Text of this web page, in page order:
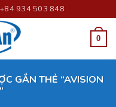
+84 934 503 848
0
GẮN THẺ “AVISION